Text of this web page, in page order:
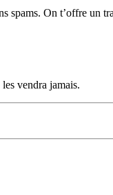
spams. On t’offre un
vendra jamais.